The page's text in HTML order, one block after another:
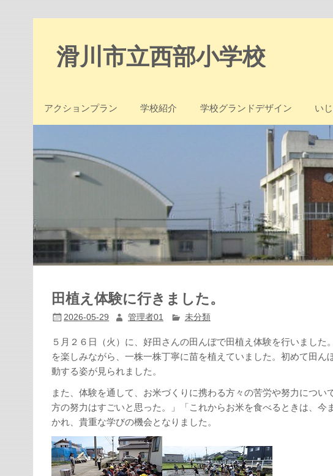
滑川市立西部小学校
アクションプラン 学校紹介 学校グランドデザイン い
田植え体験に行きました。
2026-05-29 管理者01 未分類
５月２６日（火）に、好田さんの田んぼで田植え体験を行いまし
を楽しみながら、一株一株丁寧に苗を植えていました。初めて田
動する姿が見られました。
また、体験を通して、お米づくりに携わる方々の苦労や努力につ
方の努力はすごいと思った。」「これからお米を食べるときは、今
かれ、貴重な学びの機会となりました。